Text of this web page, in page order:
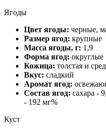
Ягоды
Цвет ягоды: черные,
Размер ягод: крупные
Масса ягоды, г: 1,9
Форма ягод: округлые
Кожица: толстая и
Вкус: сладкий
Аромат ягод:
Состав ягод: сахара -
- 192 мг%
Куст